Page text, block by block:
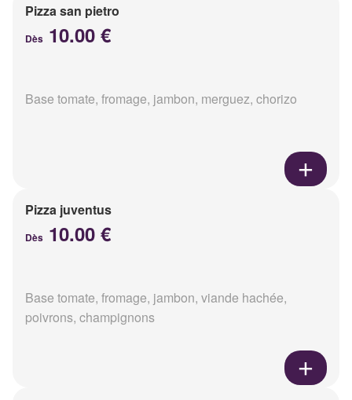
Pizza san pietro
Dès 10.00 €
Base tomate, fromage, jambon, merguez, chorizo
Pizza juventus
Dès 10.00 €
Base tomate, fromage, jambon, viande hachée,
poivrons, champignons